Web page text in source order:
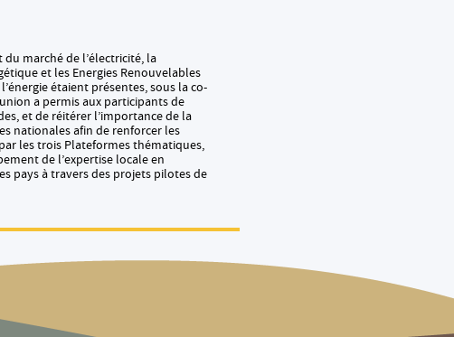
marché de l’électricité, la
et les Energies Renouvelables
étaient présentes, sous la co-
a permis aux participants de
et de réitérer l’importance de la
nationales afin de renforcer les
les trois Plateformes thématiques,
de l’expertise locale en
pays à travers des projets pilotes de